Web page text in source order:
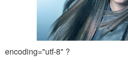
encoding="utf-8" ?